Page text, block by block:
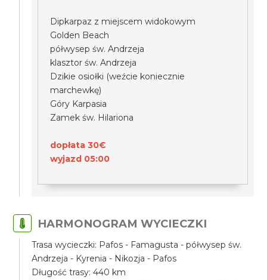
Dipkarpaz z miejscem widokowym
Golden Beach
półwysep św. Andrzeja
klasztor św. Andrzeja
Dzikie osiołki (weźcie koniecznie
marchewkę)
Góry Karpasia
Zamek św. Hilariona
dopłata 30€
wyjazd 05:00
HARMONOGRAM WYCIECZKI
Trasa wycieczki: Pafos - Famagusta - półwysep św.
Andrzeja - Kyrenia - Nikozja - Pafos
Długość trasy: 440 km